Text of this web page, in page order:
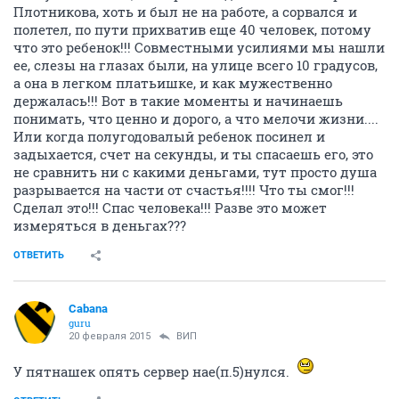
Плотникова, хоть и был не на работе, а сорвался и
полетел, по пути прихватив еще 40 человек, потому
что это ребенок!!! Совместными усилиями мы нашли
ее, слезы на глазах были, на улице всего 10 градусов,
а она в легком платьишке, и как мужественно
держалась!!! Вот в такие моменты и начинаешь
понимать, что ценно и дорого, а что мелочи жизни....
Или когда полугодовалый ребенок посинел и
задыхается, счет на секунды, и ты спасаешь его, это
не сравнить ни с какими деньгами, тут просто душа
разрывается на части от счастья!!!! Что ты смог!!!
Сделал это!!! Спас человека!!! Разве это может
измеряться в деньгах???
ОТВЕТИТЬ
Cabana
guru
20 февраля 2015 ВИП
У пятнашек опять сервер нае(п.5)нулся.